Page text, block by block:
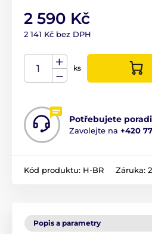
2 590 Kč
2 141 Kč bez DPH
ks
Potřebujete
Zavolejte na +420
Kód produktu: H-BR Záruka:
Popis a parametry